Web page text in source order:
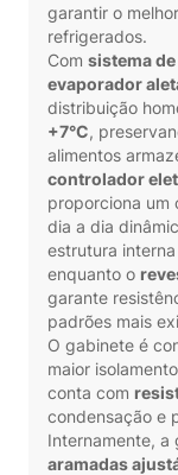
garantir o
refrigerados.
Com sistema
evaporador
distribuição
+7°C,
alimentos
controlador
proporciona um
dia a dia
estrutura
enquanto o
garante
padrões mais
O gabinete é
maior
conta com
condensação e
Internamente, a
aramadas